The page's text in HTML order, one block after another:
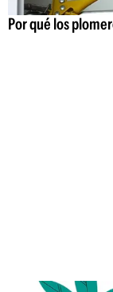
Por qué los